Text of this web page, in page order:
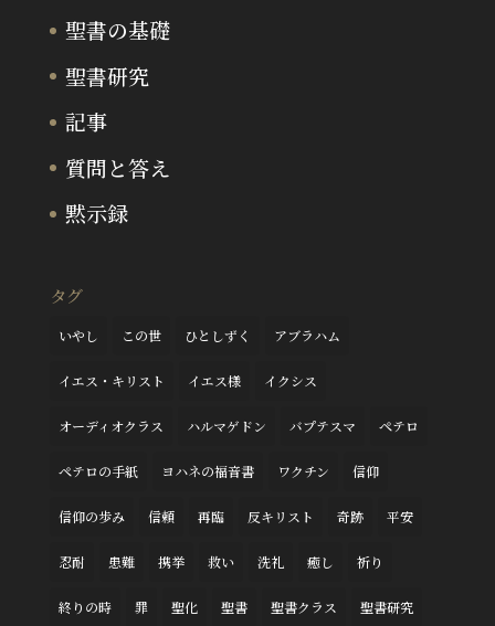
聖書の基礎
聖書研究
記事
質問と答え
黙示録
タグ
いやし この世 ひとしずく アブラハム
イエス・キリスト イエス様 イクシス
オーディオクラス ハルマゲドン バプテスマ ペテロ
ペテロの手紙 ヨハネの福音書 ワクチン 信仰
信仰の歩み 信頼 再臨 反キリスト 奇跡 平安
忍耐 患難 携挙 救い 洗礼 癒し 祈り
終りの時 罪 聖化 聖書 聖書クラス 聖書研究